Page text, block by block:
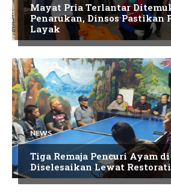
Mayat Pria Terlantar
Penarukan, Dinsos Pastikan
Layak
NEWS
Tiga Remaja Pencuri Ayam
Diselesaikan Lewat